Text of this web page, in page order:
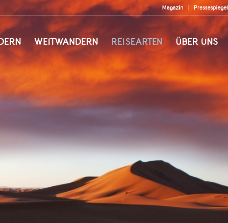
Magazin Pressespiegel
WEITWANDERN REISEARTEN ÜBER UNS